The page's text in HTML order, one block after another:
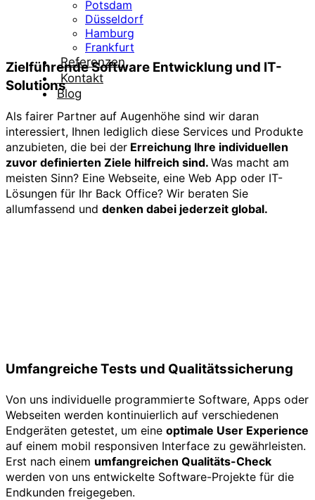
Potsdam
Düsseldorf
Hamburg
Frankfurt
Referenzen
Kontakt
Blog
Zielführende Software Entwicklung und IT-
Solutions
Als fairer Partner auf Augenhöhe sind wir daran
interessiert, Ihnen lediglich diese Services und Produkte
anzubieten, die bei der Erreichung Ihre individuellen
zuvor definierten Ziele hilfreich sind. Was macht am
meisten Sinn? Eine Webseite, eine Web App oder IT-
Lösungen für Ihr Back Office? Wir beraten Sie
allumfassend und denken dabei jederzeit global.
Umfangreiche Tests und Qualitätssicherung
Von uns individuelle programmierte Software, Apps oder
Webseiten werden kontinuierlich auf verschiedenen
Endgeräten getestet, um eine optimale User Experience
auf einem mobil responsiven Interface zu gewährleisten.
Erst nach einem umfangreichen Qualitäts-Check
werden von uns entwickelte Software-Projekte für die
Endkunden freigegeben.